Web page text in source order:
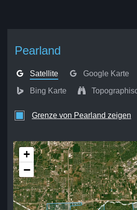
Pearland
Satellite Google Karte
Bing Karte
Grenze von Pearland zeigen
+
−